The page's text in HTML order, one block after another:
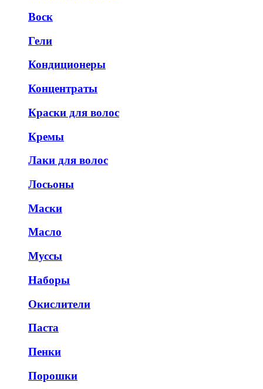
Воск
Гели
Кондиционеры
Концентраты
Краски для волос
Кремы
Лаки для волос
Лосьоны
Маски
Масло
Муссы
Наборы
Окислители
Паста
Пенки
Порошки